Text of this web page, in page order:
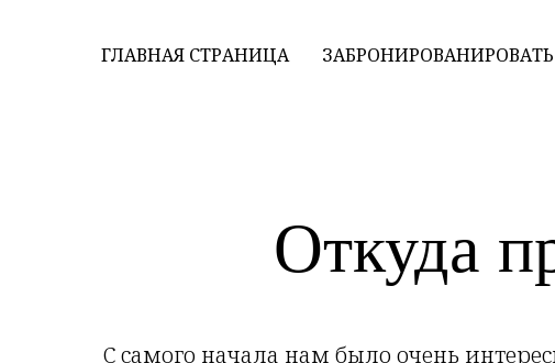
ГЛАВНАЯ СТРАНИЦА ЗАБРОНИРОВАНИРОВАТЬ
Откуда
С самого начала нам было очень